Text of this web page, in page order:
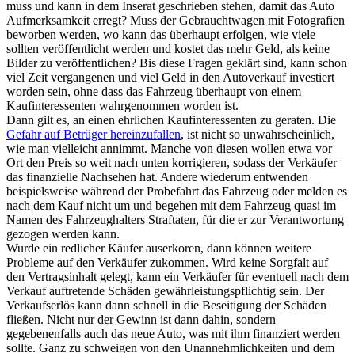
muss und kann in dem Inserat geschrieben stehen, damit das Auto
Aufmerksamkeit erregt? Muss der Gebrauchtwagen mit Fotografien
beworben werden, wo kann das überhaupt erfolgen, wie viele
sollten veröffentlicht werden und kostet das mehr Geld, als keine
Bilder zu veröffentlichen? Bis diese Fragen geklärt sind, kann schon
viel Zeit vergangenen und viel Geld in den Autoverkauf investiert
worden sein, ohne dass das Fahrzeug überhaupt von einem
Kaufinteressenten wahrgenommen worden ist.
Dann gilt es, an einen ehrlichen Kaufinteressenten zu geraten. Die
Gefahr auf Betrüger hereinzufallen, ist nicht so unwahrscheinlich,
wie man vielleicht annimmt. Manche von diesen wollen etwa vor
Ort den Preis so weit nach unten korrigieren, sodass der Verkäufer
das finanzielle Nachsehen hat. Andere wiederum entwenden
beispielsweise während der Probefahrt das Fahrzeug oder melden es
nach dem Kauf nicht um und begehen mit dem Fahrzeug quasi im
Namen des Fahrzeughalters Straftaten, für die er zur Verantwortung
gezogen werden kann.
Wurde ein redlicher Käufer auserkoren, dann können weitere
Probleme auf den Verkäufer zukommen. Wird keine Sorgfalt auf
den Vertragsinhalt gelegt, kann ein Verkäufer für eventuell nach dem
Verkauf auftretende Schäden gewährleistungspflichtig sein. Der
Verkaufserlös kann dann schnell in die Beseitigung der Schäden
fließen. Nicht nur der Gewinn ist dann dahin, sondern
gegebenenfalls auch das neue Auto, was mit ihm finanziert werden
sollte. Ganz zu schweigen von den Unannehmlichkeiten und dem